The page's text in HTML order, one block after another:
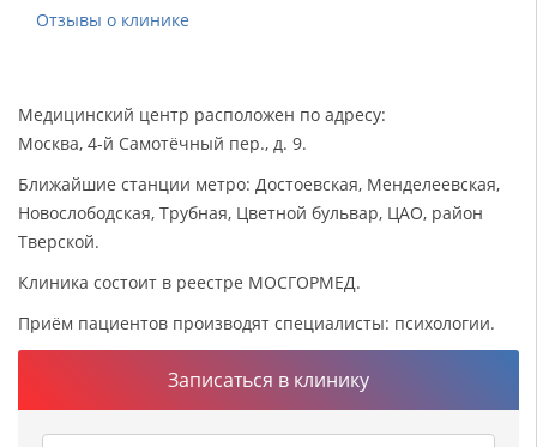
Отзывы о клинике
Медицинский центр расположен по адресу:
Москва, 4-й Самотёчный пер., д. 9.
Ближайшие станции метро: Достоевская, Менделеевская,
Новослободская, Трубная, Цветной бульвар, ЦАО, район
Тверской.
Клиника состоит в реестре МОСГОРМЕД.
Приём пациентов производят специалисты: психологии.
Записаться в клинику